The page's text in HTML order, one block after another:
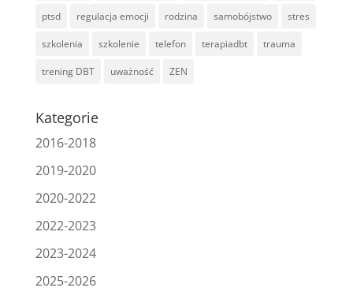
ptsd regulacja emocji rodzina samobójstwo stres
szkolenia szkolenie telefon terapiadbt trauma
trening DBT uważność ZEN
Kategorie
2016-2018
2019-2020
2020-2022
2022-2023
2023-2024
2025-2026